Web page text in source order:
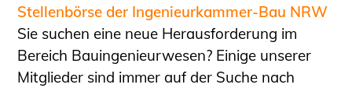
Stellenbörse der Ingenieurkammer-Bau NRW
Sie suchen eine neue Herausforderung im
Bereich Bauingenieurwesen? Einige unserer
Mitglieder sind immer auf der Suche nach